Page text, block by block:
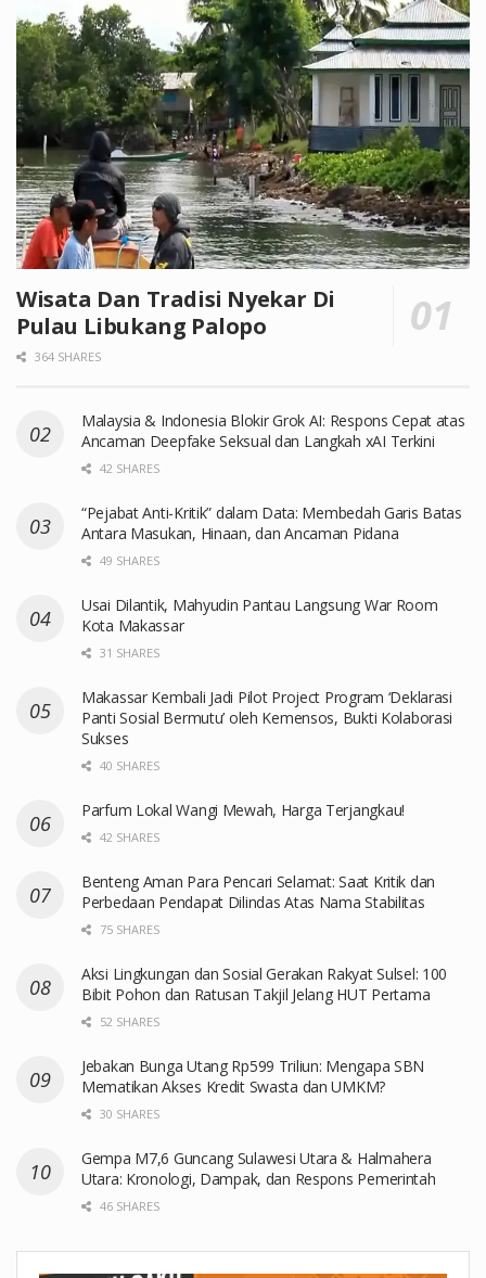
Wisata Dan Tradisi Nyekar Di
Pulau Libukang Palopo
364 SHARES
Malaysia & Indonesia Blokir Grok AI: Respons Cepat atas
Ancaman Deepfake Seksual dan Langkah xAI Terkini
42 SHARES
“Pejabat Anti-Kritik” dalam Data: Membedah Garis Batas
Antara Masukan, Hinaan, dan Ancaman Pidana
49 SHARES
Usai Dilantik, Mahyudin Pantau Langsung War Room
Kota Makassar
31 SHARES
Makassar Kembali Jadi Pilot Project Program ‘Deklarasi
Panti Sosial Bermutu’ oleh Kemensos, Bukti Kolaborasi
Sukses
40 SHARES
Parfum Lokal Wangi Mewah, Harga Terjangkau!
42 SHARES
Benteng Aman Para Pencari Selamat: Saat Kritik dan
Perbedaan Pendapat Dilindas Atas Nama Stabilitas
75 SHARES
Aksi Lingkungan dan Sosial Gerakan Rakyat Sulsel: 100
Bibit Pohon dan Ratusan Takjil Jelang HUT Pertama
52 SHARES
Jebakan Bunga Utang Rp599 Triliun: Mengapa SBN
Mematikan Akses Kredit Swasta dan UMKM?
30 SHARES
Gempa M7,6 Guncang Sulawesi Utara & Halmahera
Utara: Kronologi, Dampak, dan Respons Pemerintah
46 SHARES